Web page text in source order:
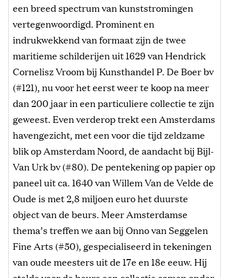
een breed spectrum van kunststromingen
vertegenwoordigd. Prominent en
indrukwekkend van formaat zijn de twee
maritieme schilderijen uit 1629 van Hendrick
Cornelisz Vroom bij Kunsthandel P. De Boer bv
(#121), nu voor het eerst weer te koop na meer
dan 200 jaar in een particuliere collectie te zijn
geweest. Even verderop trekt een Amsterdams
havengezicht, met een voor die tijd zeldzame
blik op Amsterdam Noord, de aandacht bij Bijl-
Van Urk bv (#80). De pentekening op papier op
paneel uit ca. 1640 van Willem Van de Velde de
Oude is met 2,8 miljoen euro het duurste
object van de beurs. Meer Amsterdamse
thema’s treffen we aan bij Onno van Seggelen
Fine Arts (#50), gespecialiseerd in tekeningen
van oude meesters uit de 17e en 18e eeuw. Hij